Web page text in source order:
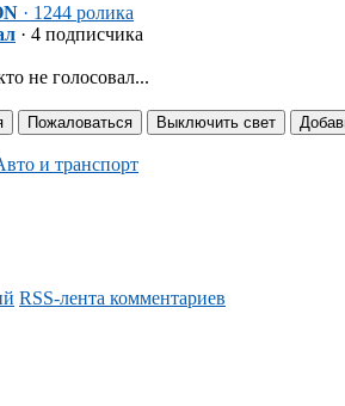
· 1244 ролика
· 4 подписчика
не голосовал...
Пожаловаться Выключить свет
и транспорт
RSS-лента комментариев